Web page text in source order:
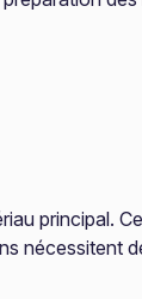
principal.
nécessitent